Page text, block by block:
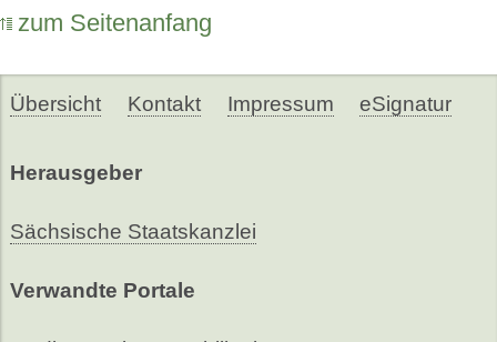
zum Seitenanfang
Übersicht Kontakt Impressum eSignatur
Herausgeber
Sächsische Staatskanzlei
Verwandte Portale